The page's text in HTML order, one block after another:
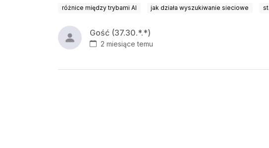
różnice między trybami AI jak działa wyszukiwanie sieciowe
Gość (37.30.*.*)
2 miesiące temu